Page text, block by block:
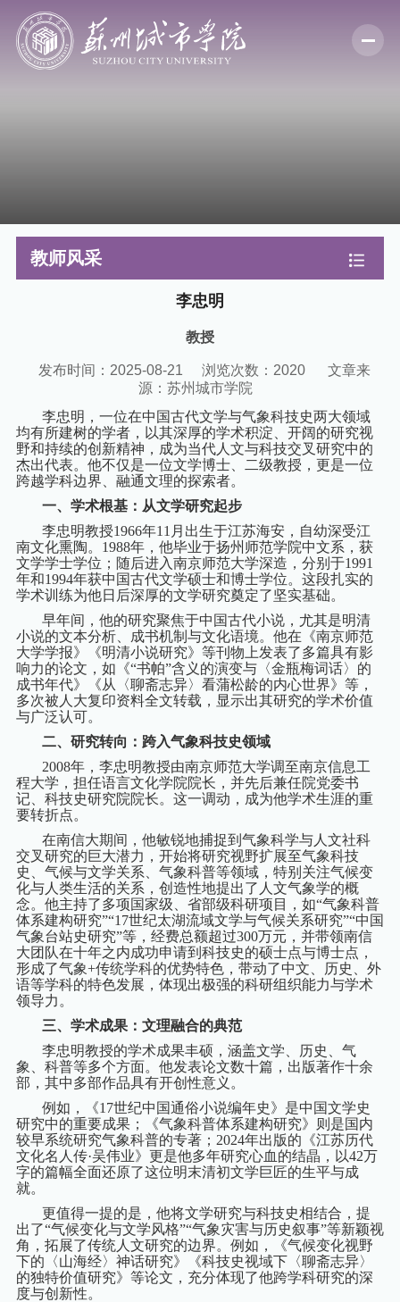
教师风采
李忠明
教授
发布时间：2025-08-21 浏览次数： 2020
文章来
源：苏州城市学院
李忠明，一位在中国古代文学与气象科技史两大领域
均有所建树的学者，以其深厚的学术积淀、开阔的研究视
野和持续的创新精神，成为当代人文与科技交叉研究中的
杰出代表。他不仅是一位文学博士、二级教授，更是一位
跨越学科边界、融通文理的探索者。
一、学术根基：从文学研究起步
李忠明教授1966年11 月出生于江苏海安，自幼深受江
南文化熏陶。 1988年，他毕业于扬州师范学院中文系，获
文学学士学位；随后进入南京师范大学深造，分别于1991
年和1994年获中国古代文学硕士和博士学位。这段扎实的
学术训练为他日后深厚的文学研究奠定了坚实基础。
早年间，他的研究聚焦于中国古代小说，尤其是明清
小说的文本分析、成书机制与文化语境。他在《南京师范
大学学报》《明清小说研究》等刊物上发表了多篇具有影
响力的论文，如《“书帕”含义的演变与〈金瓶梅词话〉的
成书年代》《从〈聊斋志异〉看蒲松龄的内心世界》等，
多次被人大复印资料全文转载，显示出其研究的学术价值
与广泛认可。
二、研究转向：跨入气象科技史领域
2008年，李忠明教授由南京师范大学调至南京信息工
程大学，担任语言文化学院院长，并先后兼任院党委书
记、科技史研究院院长。这一调动，成为他学术生涯的重
要转折点。
在南信大期间，他敏锐地捕捉到气象科学与人文社科
交叉研究的巨大潜力，开始将研究视野扩展至气象科技
史、气候与文学关系、气象科普等领域，特别关注气候变
化与人类生活的关系，创造性地提出了人文气象学的概
念。他主持了多项国家级、省部级科研项目，如“气象科普
体系建构研究”“17世纪太湖流域文学与气候关系研究”“中国
气象台站史研究”等，经费总额超过300万元，并带领南信
大团队在十年之内成功申请到科技史的硕士点与博士点，
形成了气象+传统学科的优势特色，带动了中文、历史、外
语等学科的特色发展，体现出极强的科研组织能力与学术
领导力。
三、学术成果：文理融合的典范
李忠明教授的学术成果丰硕，涵盖文学、历史、气
象、科普等多个方面。他发表论文数十篇，出版著作十余
部，其中多部作品具有开创性意义。
例如，《17世纪中国通俗小说编年史》是中国文学史
研究中的重要成果；《气象科普体系建构研究》则是国内
较早系统研究气象科普的专著； 2024年出版的《江苏历代
文化名人传·吴伟业》更是他多年研究心血的结晶，以42万
字的篇幅全面还原了这位明末清初文学巨匠的生平与成
就。
更值得一提的是，他将文学研究与科技史相结合，提
出了“气候变化与文学风格”“气象灾害与历史叙事”等新颖视
角，拓展了传统人文研究的边界。例如，《气候变化视野
下的〈山海经〉神话研究》《科技史视域下〈聊斋志异〉
的独特价值研究》等论文，充分体现了他跨学科研究的深
度与创新性。